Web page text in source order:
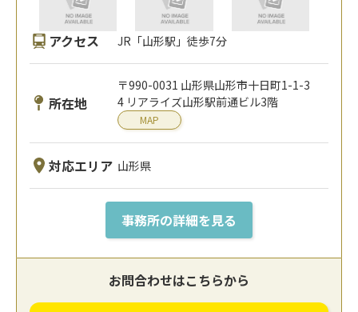
アクセス JR「山形駅」徒歩7分
所在地
〒990-0031 山形県山形市十日町1-1-3
4 リアライズ山形駅前通ビル3階
MAP
対応エリア 山形県
事務所の詳細を見る
お問合わせはこちらから